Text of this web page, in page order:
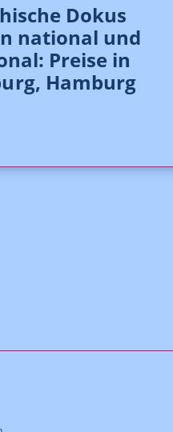
Dokus
national und
Preise in
Hamburg